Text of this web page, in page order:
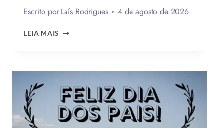
Escrito porLaís Rodrigues 4 de agosto de 2026
LEIA MAIS OS
ZENDAYA
TURNÊ
DE
DIVULGAÇÃO
DE